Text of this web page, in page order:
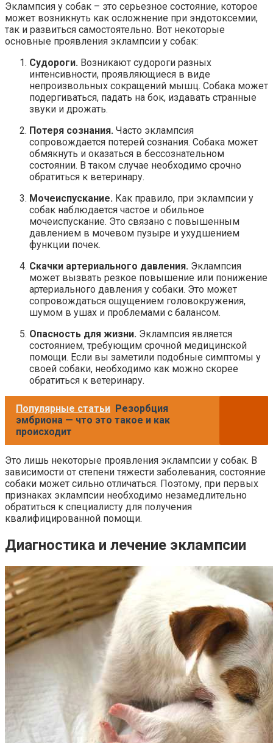
Эклампсия у собак – это серьезное состояние, которое
может возникнуть как осложнение при эндотоксемии,
так и развиться самостоятельно. Вот некоторые
основные проявления эклампсии у собак:
Судороги. Возникают судороги разных
интенсивности, проявляющиеся в виде
непроизвольных сокращений мышц. Собака может
подергиваться, падать на бок, издавать странные
звуки и дрожать.
Потеря сознания. Часто эклампсия
сопровождается потерей сознания. Собака может
обмякнуть и оказаться в бессознательном
состоянии. В таком случае необходимо срочно
обратиться к ветеринару.
Мочеиспускание. Как правило, при эклампсии у
собак наблюдается частое и обильное
мочеиспускание. Это связано с повышенным
давлением в мочевом пузыре и ухудшением
функции почек.
Скачки артериального давления. Эклампсия
может вызвать резкое повышение или понижение
артериального давления у собаки. Это может
сопровождаться ощущением головокружения,
шумом в ушах и проблемами с балансом.
Опасность для жизни. Эклампсия является
состоянием, требующим срочной медицинской
помощи. Если вы заметили подобные симптомы у
своей собаки, необходимо как можно скорее
обратиться к ветеринару.
Популярные статьи Резорбция
эмбриона — что это такое и как
происходит
Это лишь некоторые проявления эклампсии у собак. В
зависимости от степени тяжести заболевания, состояние
собаки может сильно отличаться. Поэтому, при первых
признаках эклампсии необходимо незамедлительно
обратиться к специалисту для получения
квалифицированной помощи.
Диагностика и лечение эклампсии